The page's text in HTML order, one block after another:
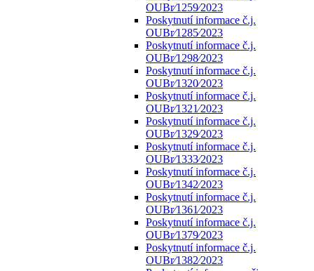
OUBr⁄1259⁄2023
Poskytnutí informace č.j.
OUBr⁄1285⁄2023
Poskytnutí informace č.j.
OUBr⁄1298⁄2023
Poskytnutí informace č.j.
OUBr⁄1320⁄2023
Poskytnutí informace č.j.
OUBr⁄1321⁄2023
Poskytnutí informace č.j.
OUBr⁄1329⁄2023
Poskytnutí informace č.j.
OUBr⁄1333⁄2023
Poskytnutí informace č.j.
OUBr⁄1342⁄2023
Poskytnutí informace č.j.
OUBr⁄1361⁄2023
Poskytnutí informace č.j.
OUBr⁄1379⁄2023
Poskytnutí informace č.j.
OUBr⁄1382⁄2023